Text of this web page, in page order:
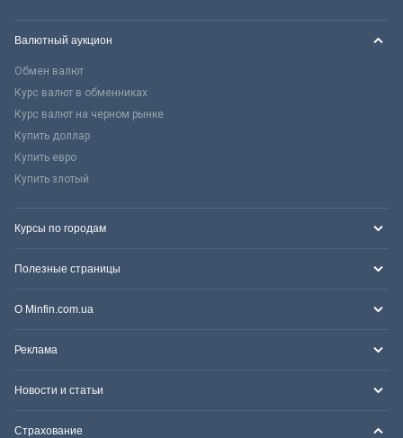
Валютный аукцион
Обмен валют
Курс валют в обменниках
Курс валют на черном рынке
Купить доллар
Купить евро
Купить злотый
Курсы по городам
Полезные страницы
О Minfin.com.ua
Реклама
Новости и статьи
Страхование